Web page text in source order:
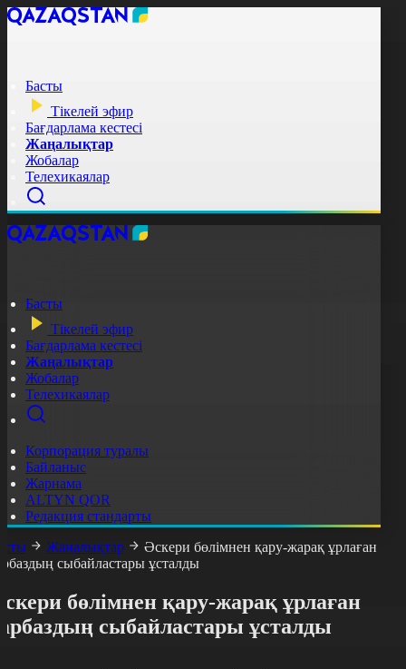
Басты
Тікелей эфир
Бағдарлама кестесі
Жаңалықтар
Жобалар
Телехикаялар
Басты
Тікелей эфир
Бағдарлама кестесі
Жаңалықтар
Жобалар
Телехикаялар
Корпорация туралы
Байланыс
Жарнама
ALTYN QOR
Редакция стандарты
Жаңалықтар
Әскери бөлімнен қару-жарақ ұрлаған
сыбайластары ұсталды
бөлімнен қару-жарақ ұрлаған
сыбайластары ұсталды